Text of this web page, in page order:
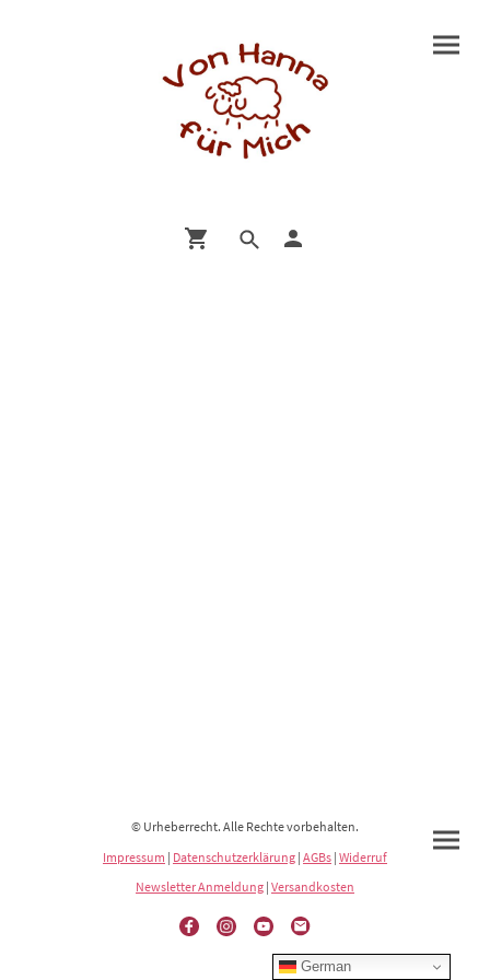
© Urheberrecht. Alle Rechte vorbehalten.
Impressum | Datenschutzerklärung | AGBs | Widerruf
Newsletter Anmeldung | Versandkosten
German